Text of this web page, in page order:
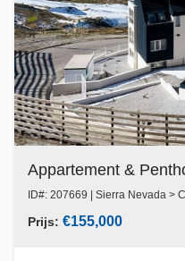
Appartement &
Prijs: €155,000